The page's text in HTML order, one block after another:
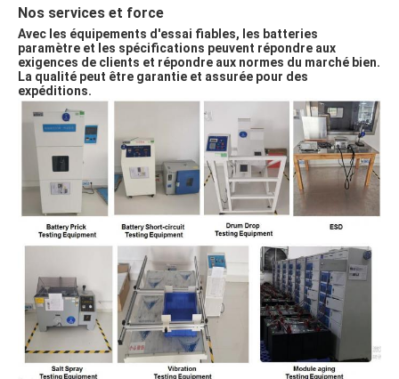
Nos services et force
Avec les équipements d'essai fiables, les batteries
paramètre et les spécifications peuvent répondre aux
exigences de clients et répondre aux normes du marché bien.
La qualité peut être garantie et assurée pour des
expéditions.